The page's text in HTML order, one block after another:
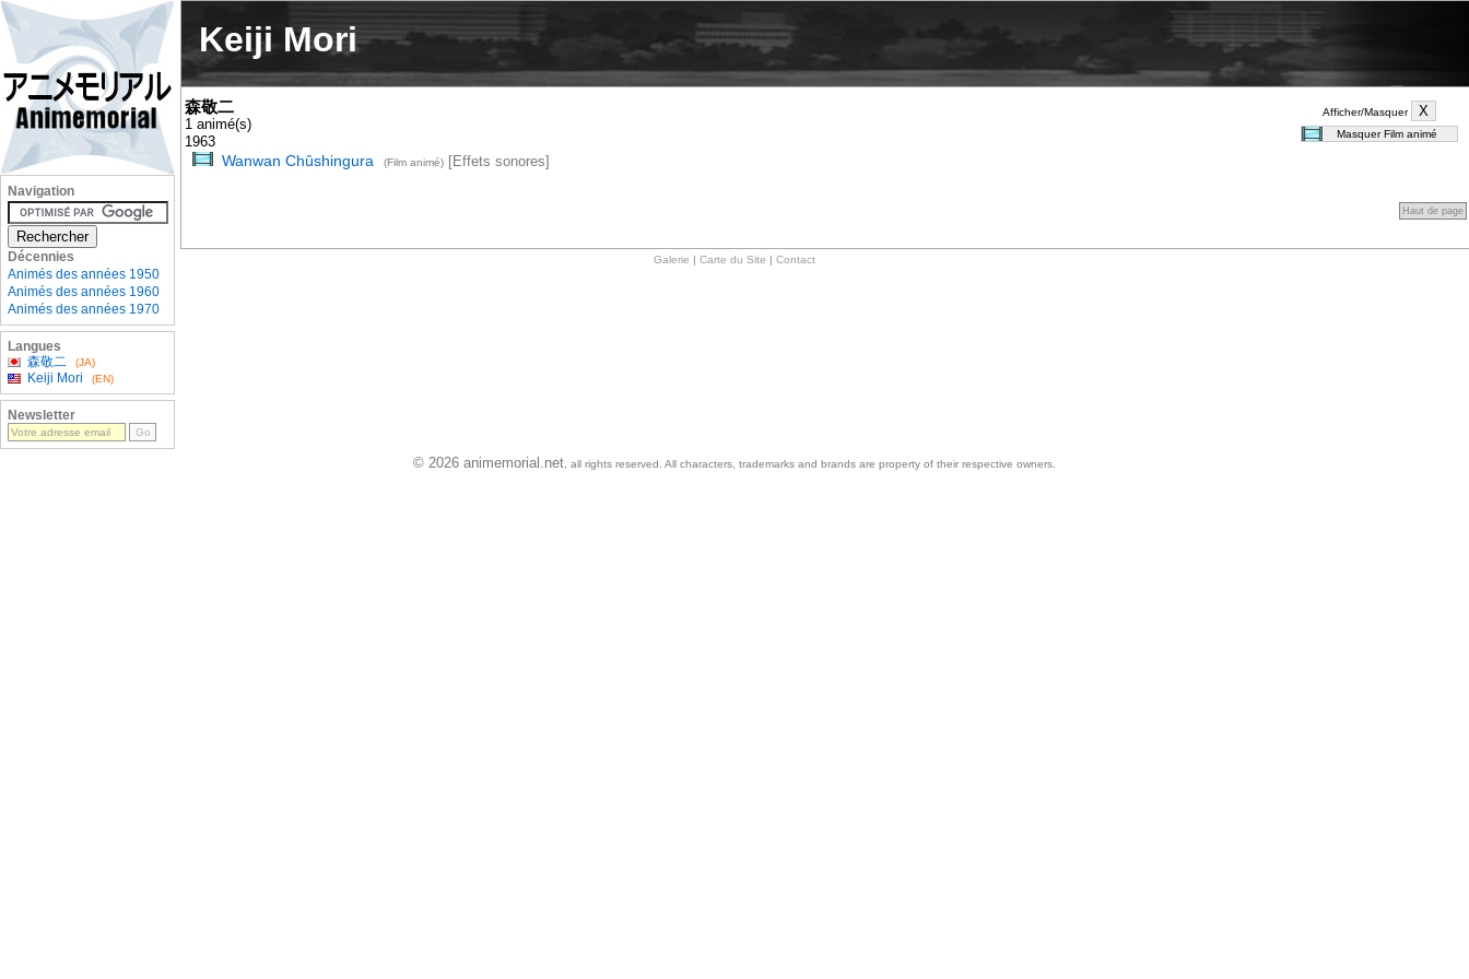
Keiji Mori
Afficher/Masquer
森敬二
1 animé(s)
1963
Wanwan Chûshingura (Film animé)[Effets sonores]
Haut de page
Galerie Carte du Site Contact
Navigation
Décennies
Animés des années 1950
Animés des années 1960
Animés des années 1970
Langues
森敬二
(JA)
Keiji Mori (EN)
Newsletter
© 2026 animemorial.net , all rights reserved. All characters, trademarks and brands are property of their respective owners.